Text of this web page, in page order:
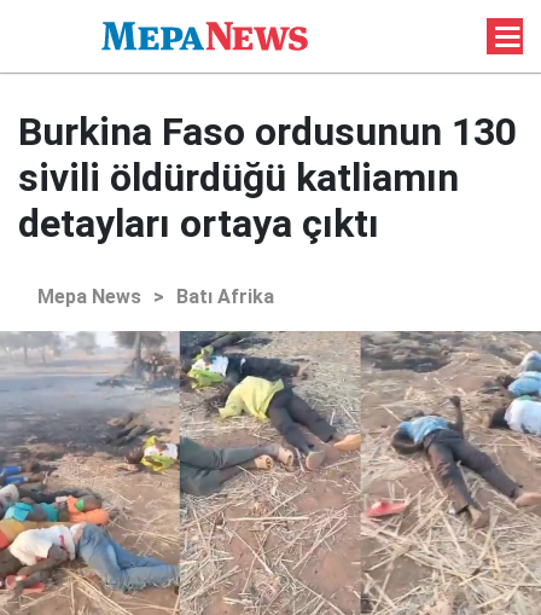
Burkina Faso ordusunun 130
sivili öldürdüğü katliamın
detayları ortaya çıktı
Mepa News > Batı Afrika